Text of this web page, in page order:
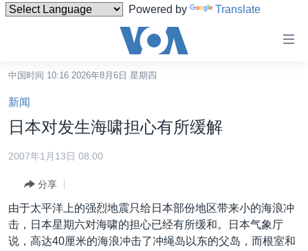
Powered by Translate
碍
链
接
转
转
港澳
国际
最新国际新闻
分类新闻
中国时间 10:16 2026年8月6日 星期四
新闻
日本对发生海啸担心有所缓解
2007年1月13日 08:00
分享
由于太平洋上的强烈地震只给日本部份地区带来小的海浪冲
击，日本星期六对海啸的担心已经有所缓和。日本气象厅
说，高达40厘米的海浪冲击了冲绳岛以东的父岛，而根室和